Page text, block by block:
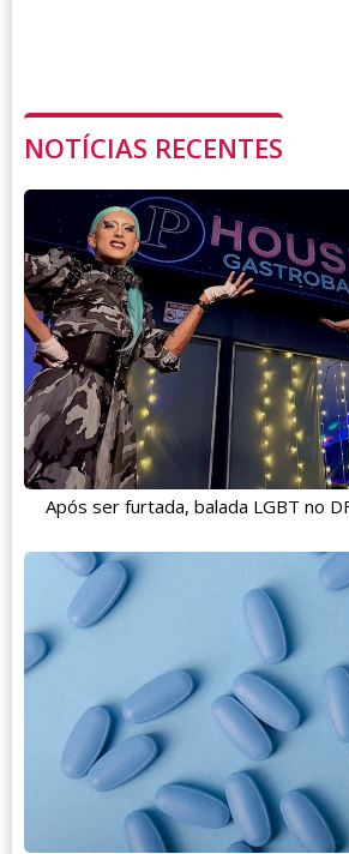
NOTÍCIAS RECENTES
Após ser furtada, balada LGBT no